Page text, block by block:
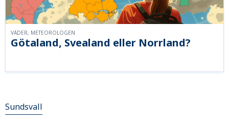
Götaland, Svealand eller Norrland?
VÄDER, METEOROLOGEN
Sundsvall